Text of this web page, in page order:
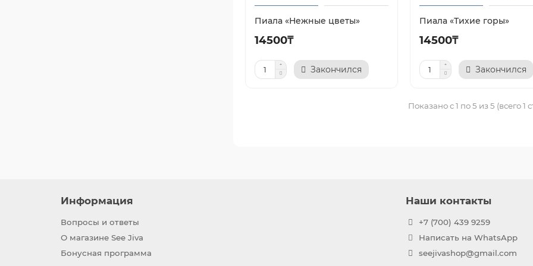
Пиала «Нежные цветы»
14500₸
Закончился
Пиала «Тихие горы»
14500₸
Закончился
Показано с 1 по 5 из 5 (всего 1
Информация
Вопросы и ответы
О магазине See Jiva
Бонусная программа
Наши контакты
+7 (700) 439 9259
Написать на WhatsApp
seejivashop@gmail.com